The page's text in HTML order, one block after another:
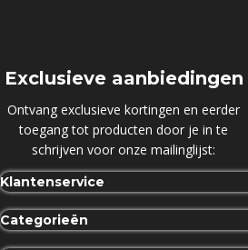
Exclusieve aanbiedingen
Ontvang exclusieve kortingen en eerder
toegang tot producten door je in te
schrijven voor onze mailinglijst:
Klantenservice
Categorieën